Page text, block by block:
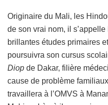
Originaire du Mali, les
de son vrai nom, il
brillantes études primaires
poursuivra son cursus
Diop de Dakar, filière
cause de problème
travaillera à l’OMVS à